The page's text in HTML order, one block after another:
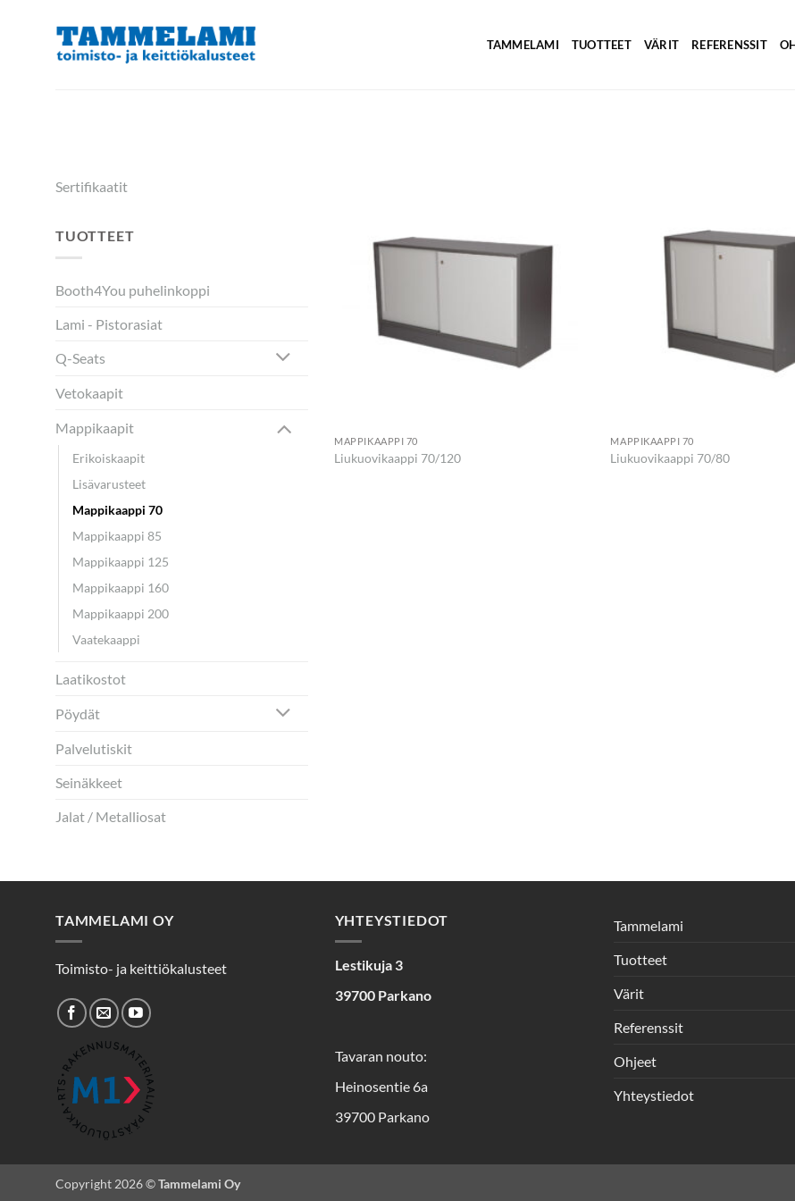
TAMMELAMI TUOTTEET VÄRIT REFERENSSIT
Sertifikaatit
TUOTTEET
Booth4You puhelinkoppi
Lami - Pistorasiat
Q-Seats
Vetokaapit
Mappikaapit
Erikoiskaapit
Lisävarusteet
Mappikaappi 70
Mappikaappi 85
Mappikaappi 125
Mappikaappi 160
Mappikaappi 200
Vaatekaappi
Laatikostot
Pöydät
Palvelutiskit
Seinäkkeet
Jalat / Metalliosat
MAPPIKAAPPI 70
Liukuovikaappi 70/120
MAPPIKAAPPI 70
Liukuovikaappi 70/80
TAMMELAMI OY
Toimisto- ja keittiökalusteet
YHTEYSTIEDOT
Lestikuja 3
39700 Parkano
Tavaran nouto:
Heinosentie 6a
39700 Parkano
Tammelami
Tuotteet
Värit
Referenssit
Ohjeet
Yhteystiedot
Copyright 2026 ©Tammelami Oy